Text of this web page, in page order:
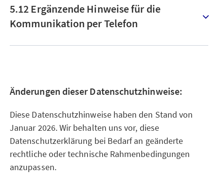
5.12 Ergänzende Hinweise für die
Kommunikation per Telefon
Änderungen dieser Datenschutzhinweise:
Diese Datenschutzhinweise haben den Stand von
Januar 2026. Wir behalten uns vor, diese
Datenschutzerklärung bei Bedarf an geänderte
rechtliche oder technische Rahmenbedingungen
anzupassen.